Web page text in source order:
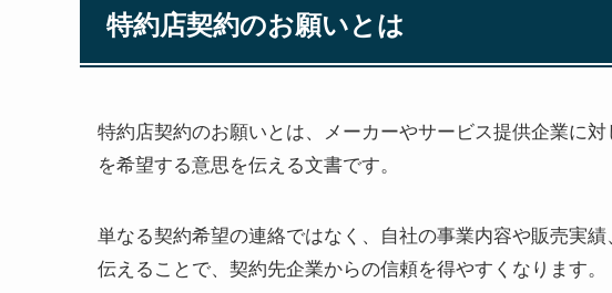
特約店契約のお願いとは
特約店契約のお願いとは、メーカーやサービス提供企業に
を希望する意思を伝える文書です。
単なる契約希望の連絡ではなく、自社の事業内容や販売実
伝えることで、契約先企業からの信頼を得やすくなります。